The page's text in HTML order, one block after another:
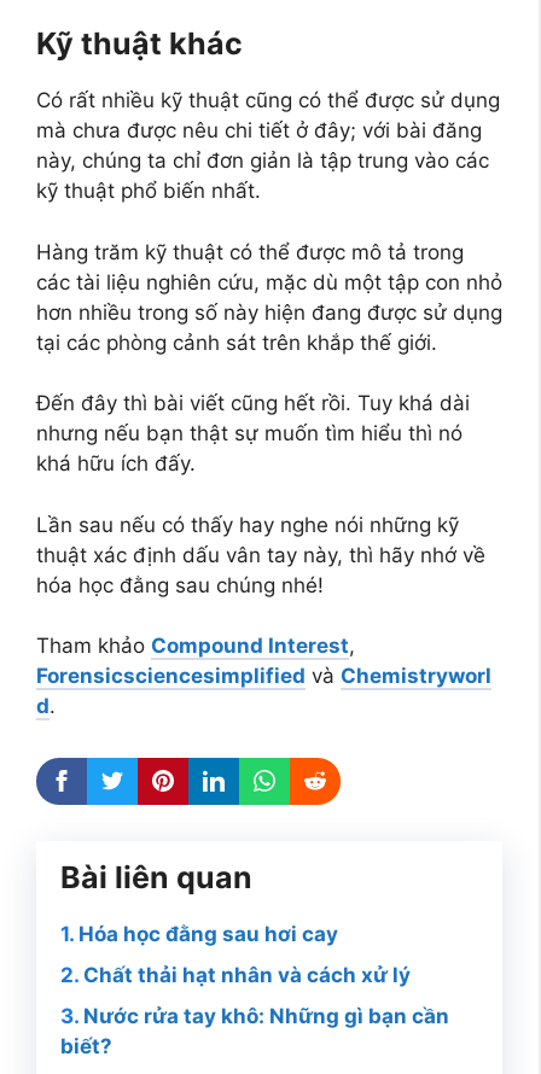
Kỹ thuật khác
Có rất nhiều kỹ thuật cũng có thể được sử dụng
mà chưa được nêu chi tiết ở đây; với bài đăng
này, chúng ta chỉ đơn giản là tập trung vào các
kỹ thuật phổ biến nhất.
Hàng trăm kỹ thuật có thể được mô tả trong
các tài liệu nghiên cứu, mặc dù một tập con nhỏ
hơn nhiều trong số này hiện đang được sử dụng
tại các phòng cảnh sát trên khắp thế giới.
Đến đây thì bài viết cũng hết rồi. Tuy khá dài
nhưng nếu bạn thật sự muốn tìm hiểu thì nó
khá hữu ích đấy.
Lần sau nếu có thấy hay nghe nói những kỹ
thuật xác định dấu vân tay này, thì hãy nhớ về
hóa học đằng sau chúng nhé!
Tham khảo Compound Interest,
Forensicsciencesimplified và Chemistryworl
d.
Bài liên quan
Hóa học đằng sau hơi cay
Chất thải hạt nhân và cách xử lý
Nước rửa tay khô: Những gì bạn cần
biết?